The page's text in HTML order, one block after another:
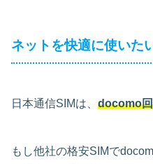
ネットを快適に使いた
日本通信SIMは、 docomo
もし他社の格安SIMで